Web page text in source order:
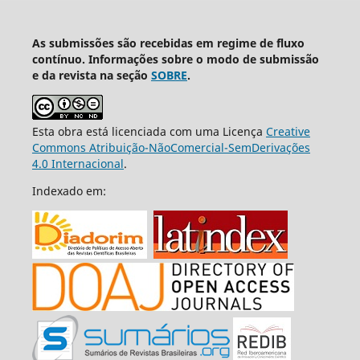
As submissões são recebidas em regime de fluxo
contínuo. Informações sobre o modo de submissão
e da revista na seção SOBRE.
Esta obra está licenciada com uma Licença Creative
Commons Atribuição-NãoComercial-SemDerivações
4.0 Internacional.
Indexado em: